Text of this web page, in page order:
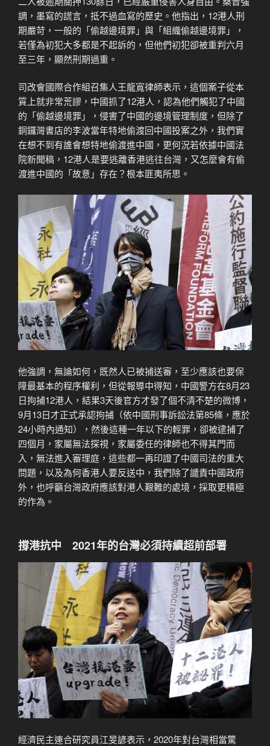
調，墨寫的謊言，抵不過血寫的歷史。他指出，12港人刑
期嚴苛，一般的「偷越邊境罪」與「組織偷越邊境罪」，
若僅為初犯大多都是不起訴的，但他們初犯卻被重判六月
至三年，顯然刑期過重。
司改會國際合作組召集人王龍寬律師表示，這個案子從本
質上就非常荒謬，中國抓了12港人，認為他們觸犯了中國
的「偷越邊境罪」，侵害了中國的邊境管理制度，但除了
銅鑼灣書店的李波當年特地偷渡回中國投案之外，我們實
在想不到有誰會想特地偷渡進中國，更何況若依據中國法
院新聞稿，12港人是要逃離香港逃往台灣，又怎麼會有偷
渡進中國的「故意」存在？根本匪夷所思。
他強調，無論如何，既然人已被捕送審，至少應該也要保
障最基本的程序權利，但從報導中得知，中國警方在8月23
日拘捕12港人，結果3天後官方才發了個不清不楚的微博，
9月13日才正式承認拘捕（依中國刑事訴訟法第85條，應於
24小時內通知），然後這種一年以下的輕罪，卻被逮捕了
四個月，家屬無法探視，家屬委任的律師也不得其門而
入，無法進入審理庭，這些都一再印證了中國司法的重大
問題，以及為何香港人要反送中，我們除了譴責中國政府
外，也呼籲台灣政府應該對港人艱難的處境，採取更積極
的作為。
撐港抗中 2021年的台灣必須持續超前部署
經濟民主連合研究員江旻諺表示，2020年對台灣相當驚